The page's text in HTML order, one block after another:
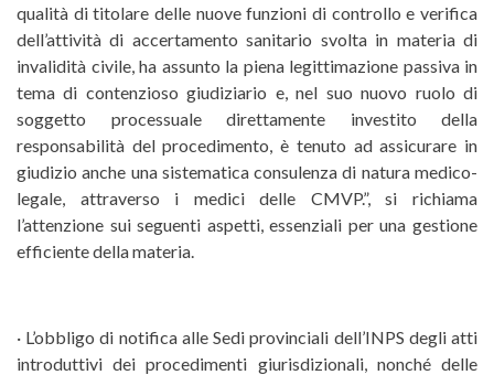
qualità di titolare delle nuove funzioni di controllo e verifica
dell’attività di accertamento sanitario svolta in materia di
invalidità civile, ha assunto la piena legittimazione passiva in
tema di contenzioso giudiziario e, nel suo nuovo ruolo di
soggetto processuale direttamente investito della
responsabilità del procedimento, è tenuto ad assicurare in
giudizio anche una sistematica consulenza di natura medico-
legale, attraverso i medici delle CMVP.”, si richiama
l’attenzione sui seguenti aspetti, essenziali per una gestione
efficiente della materia.
· L’obbligo di notifica alle Sedi provinciali dell’INPS degli atti
introduttivi dei procedimenti giurisdizionali, nonché delle